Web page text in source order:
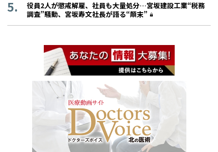
役員2人が懲戒解雇、社員も大量処分…宮坂建設工業“税務
調査”騒動、宮坂寿文社長が語る“顛末”